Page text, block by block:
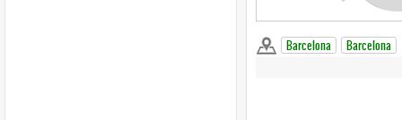
Barcelona Barcelona